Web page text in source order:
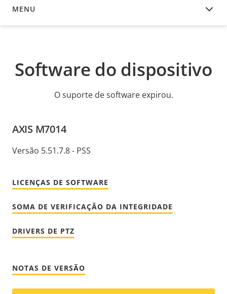
MENU
SOFTWARE DO DISPOSITIVO
Software do dispositivo
O suporte de software expirou.
AXIS M7014
Versão 5.51.7.8 - PSS
LICENÇAS DE SOFTWARE
SOMA DE VERIFICAÇÃO DA INTEGRIDADE
DRIVERS DE PTZ
NOTAS DE VERSÃO